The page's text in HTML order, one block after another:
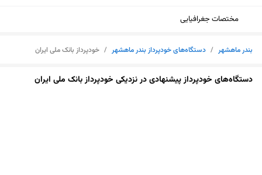
مختصات جغرافیایی
بندر ماهشهر / دستگاه‌های خودپرداز بندر ماهشهر / خودپرداز بانک ملی ایران
دستگاه‌های خودپرداز پیشنهادی در نزدیکی خودپرداز بانک ملی ایران